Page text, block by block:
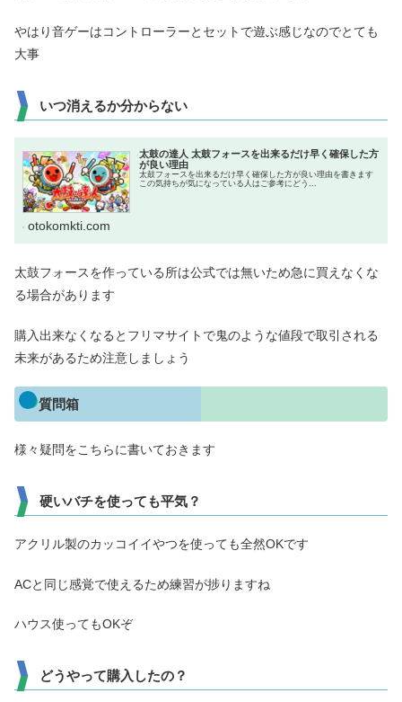
やはり音ゲーはコントローラーとセットで遊ぶ感じなのでとても
大事
いつ消えるか分からない
太鼓の達人 太鼓フォースを出来るだけ早く確保した方
が良い理由
太鼓フォースを出来るだけ早く確保した方が良い理由を書きます
この気持ちが気になっている人はご参考にどう...
otokomkti.com
太鼓フォースを作っている所は公式では無いため急に買えなくな
る場合があります
購入出来なくなるとフリマサイトで鬼のような値段で取引される
未来があるため注意しましょう
質問箱
様々疑問をこちらに書いておきます
硬いバチを使っても平気？
アクリル製のカッコイイやつを使っても全然OKです
ACと同じ感覚で使えるため練習が捗りますね
ハウス使ってもOKぞ
どうやって購入したの？